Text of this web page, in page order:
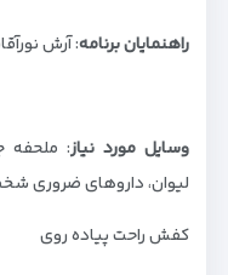
راهنمایان برنامه: آرش
وسایل مورد نیاز: ملحفه
لیوان، داروهای ضروری
کفش راحت پیاده روی